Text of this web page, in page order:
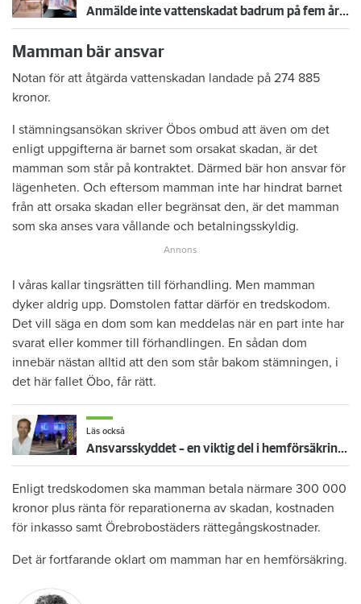
Anmälde inte vattenskadat badrum på fem år – krävs på 125 000 kronor
Mamman bär ansvar
Notan för att åtgärda vattenskadan landade på 274 885
kronor.
I stämningsansökan skriver Öbos ombud att även om det
enligt uppgifterna är barnet som orsakat skadan, är det
mamman som står på kontraktet. Därmed bär hon ansvar för
lägenheten. Och eftersom mamman inte har hindrat barnet
från att orsaka skadan eller begränsat den, är det mamman
som ska anses vara vållande och betalningsskyldig.
I våras kallar tingsrätten till förhandling. Men mamman
dyker aldrig upp. Domstolen fattar därför en tredskodom.
Det vill säga en dom som kan meddelas när en part inte har
svarat eller kommer till förhandlingen. En sådan dom
innebär nästan alltid att den som står bakom stämningen, i
det här fallet Öbo, får rätt.
Läs också
Ansvarsskyddet – en viktig del i hemförsäkringen
Enligt tredskodomen ska mamman betala närmare 300 000
kronor plus ränta för reparationerna av skadan, kostnaden
för inkasso samt Örebrobostäders rättegångskostnader.
Det är fortfarande oklart om mamman har en hemförsäkring.